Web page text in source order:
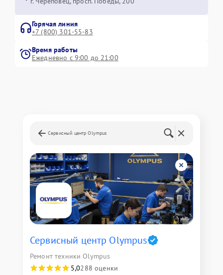
Горячая линия
+7 (800) 301-55-83
Время работы
Ежедневно с 9:00 до 21:00
Сервисный центр Olympus
Сервисный центр Olympus
Ремонт техники Olympus
5,0288 оценки